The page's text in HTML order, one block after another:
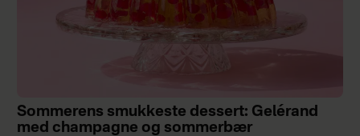
Sommerens smukkeste dessert: Gelérand
med champagne og sommerbær